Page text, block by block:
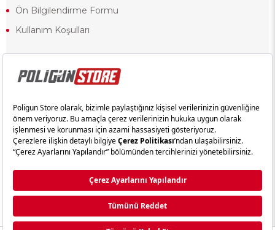
Ön Bilgilendirme Formu
Kullanım Koşulları
18 yaşından küçük olduğunuz halde siteye girerseniz ve mesafeli satış
sözleşmesinde yer alan hükümlere ters düşerseniz, yaşla ilgili
kısıtlamalardan dolayı oluşabilecek herhangi bir durumda doğacak yasal
sorumluluk ve yükümlülükler tamamen tarafınıza ait olacak ve cezai
Yasa gereği 18 yaşından küçük olanların sitemizi görüntülemesi ve
alışveriş yapmaları yasaktır. Konuyla ilgili olarak site kullanım
sözleşmemimizi okuyabilirsiniz.
Ticimax Tarafından Hazırlanmıştır.